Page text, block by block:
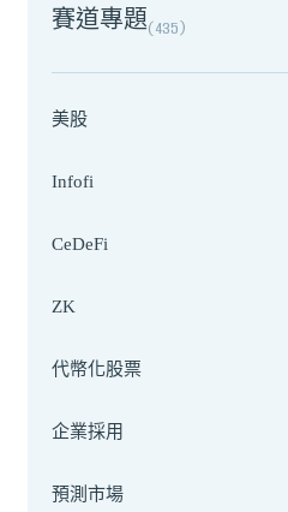
賽道專題(435)
美股
Infofi
CeDeFi
ZK
代幣化股票
企業採用
預測市場